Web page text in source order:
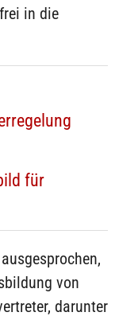
in die
für
von
darunter